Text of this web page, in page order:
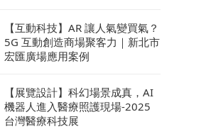
【互動科技】AR 讓人氣變買氣？
5G 互動創造商場聚客力｜新北市
宏匯廣場應用案例
【展覽設計】科幻場景成真，AI
機器人進入醫療照護現場-2025
台灣醫療科技展